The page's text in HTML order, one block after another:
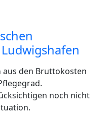
den Bruttokosten
noch nicht